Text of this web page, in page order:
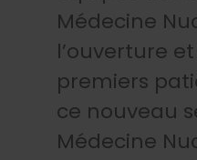
Médecine
l’ouverture
premiers
ce nouveau
Médecine